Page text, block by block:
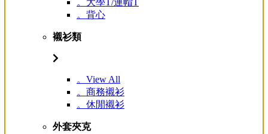
。背心
襯衫類
。View All
。商務襯衫
。休閒襯衫
外套夾克